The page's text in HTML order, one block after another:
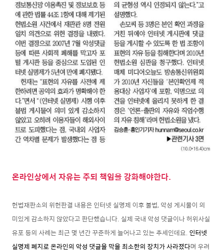
온라인상에서 자유는 주되 책임을 강화해야한다.
헌법재판소의 위헌판결 내용은 인터넷 실명제 이후 불법, 악성 게시물이 의
미있게 감소하지 않았다고 판단했습니다. 실제 국내 악성 댓글이나 허위사실
유포 등의 사례는 최근 몇 년간 꾸준하게 늘어나고 있는 추세인데요. 인터넷
실명제 폐지로 온라인의 악성 댓글을 막을 최소한의 장치가 사라졌다며 우려